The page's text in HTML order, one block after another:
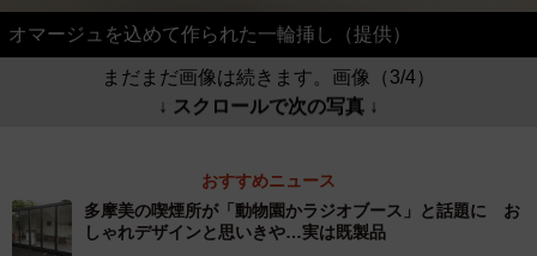
オマージュを込めて作られた一輪挿し（提供）
まだまだ画像は続きます。画像（3/4）
↓ スクロールで次の写真 ↓
おすすめニュース
多摩美の喫煙所が「動物園かラジオブース」と話題に お
しゃれデザインと思いきや…実は既製品